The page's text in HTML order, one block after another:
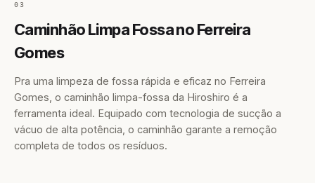
03
Caminhão Limpa Fossa no Ferreira
Gomes
Pra uma limpeza de fossa rápida e eficaz no Ferreira
Gomes, o caminhão limpa-fossa da Hiroshiro é a
ferramenta ideal. Equipado com tecnologia de sucção a
vácuo de alta potência, o caminhão garante a remoção
completa de todos os resíduos.